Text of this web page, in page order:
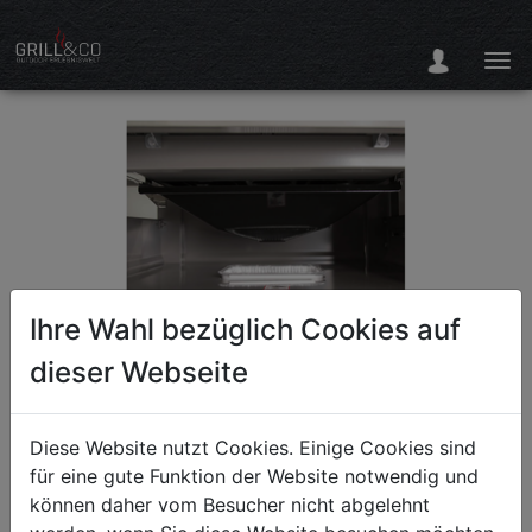
Mid-shelf, Genesis II EX -
Black
Ihre Wahl bezüglich Cookies auf
dieser Webseite
Diese Website nutzt Cookies. Einige Cookies sind
für eine gute Funktion der Website notwendig und
können daher vom Besucher nicht abgelehnt